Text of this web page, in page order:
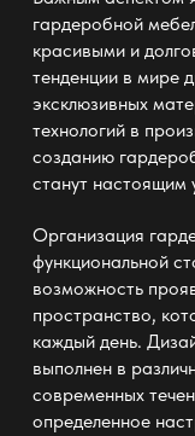
гардеробной
красивыми и
тенденции в мире
эксклюзивных
технологий в
созданию
станут
Организация
функциональной
возможность
пространство,
каждый день.
выполнен в
современных
определенное